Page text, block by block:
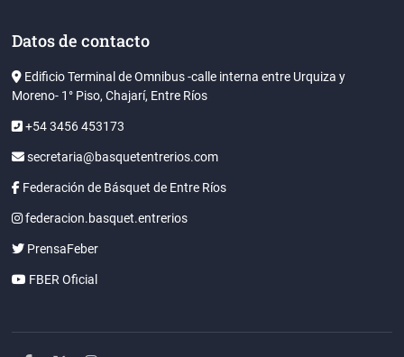
Datos de contacto
Edificio Terminal de Omnibus -calle interna entre Urquiza y
Moreno- 1° Piso, Chajarí, Entre Ríos
+54 3456 453173
secretaria@basquetentrerios.com
Federación de Básquet de Entre Ríos
federacion.basquet.entrerios
PrensaFeber
FBER Oficial